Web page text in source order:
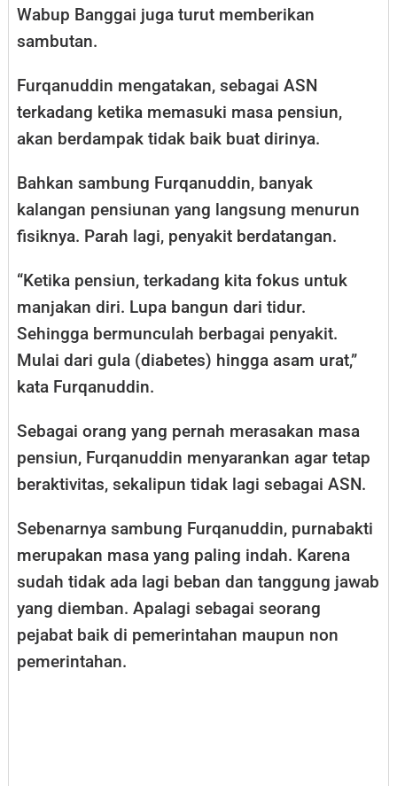
Wabup Banggai juga turut memberikan
sambutan.
Furqanuddin mengatakan, sebagai ASN
terkadang ketika memasuki masa pensiun,
akan berdampak tidak baik buat dirinya.
Bahkan sambung Furqanuddin, banyak
kalangan pensiunan yang langsung menurun
fisiknya. Parah lagi, penyakit berdatangan.
“Ketika pensiun, terkadang kita fokus untuk
manjakan diri. Lupa bangun dari tidur.
Sehingga bermunculah berbagai penyakit.
Mulai dari gula (diabetes) hingga asam urat,”
kata Furqanuddin.
Sebagai orang yang pernah merasakan masa
pensiun, Furqanuddin menyarankan agar tetap
beraktivitas, sekalipun tidak lagi sebagai ASN.
Sebenarnya sambung Furqanuddin, purnabakti
merupakan masa yang paling indah. Karena
sudah tidak ada lagi beban dan tanggung jawab
yang diemban. Apalagi sebagai seorang
pejabat baik di pemerintahan maupun non
pemerintahan.